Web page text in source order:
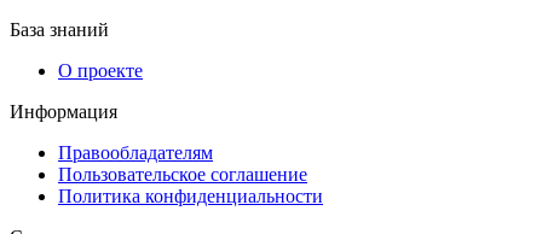
База знаний
О проекте
Информация
Правообладателям
Пользовательское соглашение
Политика конфиденциальности